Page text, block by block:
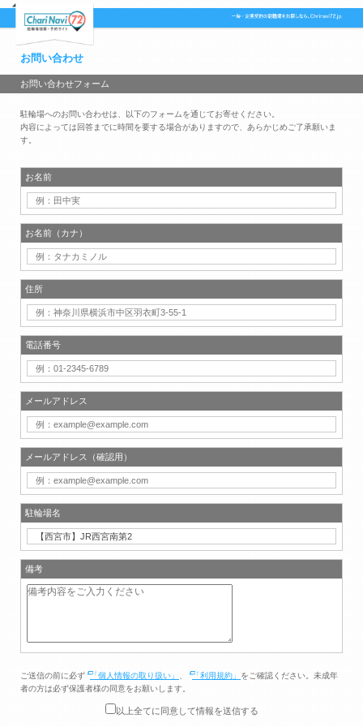
お問い合わせ
お問い合わせフォーム
駐輪場へのお問い合わせは、以下のフォームを通じてお寄せください。
内容によっては回答までに時間を要する場合がありますので、あらかじめご了承願いま
す。
お名前
お名前（カナ）
住所
電話番号
メールアドレス
メールアドレス（確認用）
駐輪場名
備考
ご送信の前に必ず 「個人情報の取り扱い」 「利用規約」 をご確認ください。未成年
者の方は必ず保護者様の同意をお願いします。
以上全てに同意して情報を送信する